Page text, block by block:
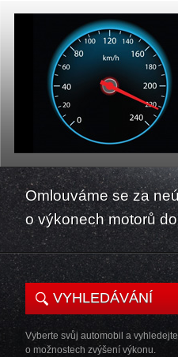
Omlouváme se za
o výkonech motorů
VYHLEDÁVÁNÍ
Vyberte svůj automobil a
o možnostech zvýšení výkonu.